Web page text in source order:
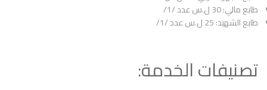
طابع مالي: 30 ل.س عدد /1/
طابع الشهيد: 25 ل.س عدد /1/
تصنيفات الخدمة: